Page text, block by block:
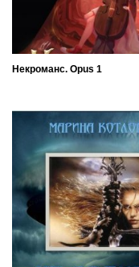
Некроманс. Opus 1